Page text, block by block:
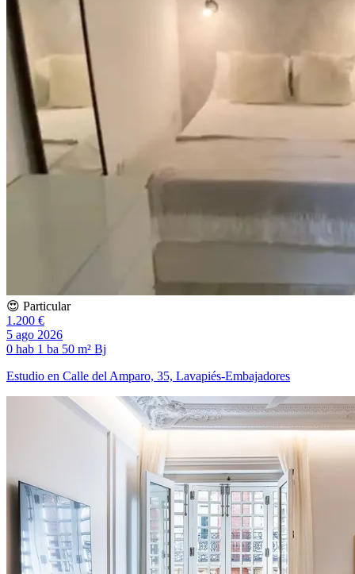
😍 Particular
1.200 €
5 ago 2026
0 hab 1 ba 50 m² Bj
Estudio en Calle del Amparo, 35, Lavapiés-Embajadores